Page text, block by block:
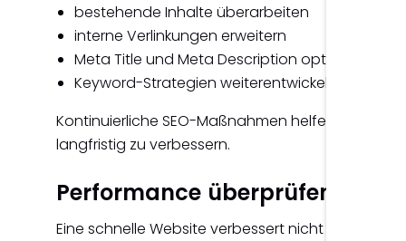
bestehende Inhalte überarbeiten
interne Verlinkungen erweitern
Meta Title und Meta Description optimieren
Keyword-Strategien weiterentwickeln
Kontinuierliche SEO-Maßnahmen helfen dabei,
langfristig zu verbessern.
Performance überprüfen
Eine schnelle Website verbessert nicht nur die